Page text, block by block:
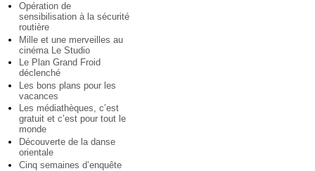
Opération de
sensibilisation à la sécurité
routière
Mille et une merveilles au
cinéma Le Studio
Le Plan Grand Froid
déclenché
Les bons plans pour les
vacances
Les médiathèques, c’est
gratuit et c’est pour tout le
monde
Découverte de la danse
orientale
Cinq semaines d’enquête